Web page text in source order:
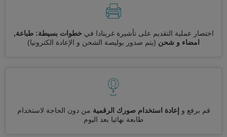
اختصار عملية التقديم على تأشيرة غرينادا في خطوات بسيطة: طباعة,
امضاء و شحن (يتم صدور بوليصة الشحن و الإعادة الكترونيا)
قم برفع و إعادة استخدام صورك الرقمية من دون الحاجة لاستخدام
طابعة نهائيا بعد اليوم